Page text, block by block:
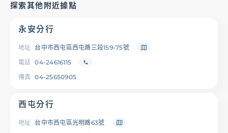
數位生活
探索其他附近據點
永安分行
地址 台中市西屯區西屯路三段159-75號
電話 04-24616115
傳真 04-25650905
西屯分行
地址 台中市西屯區光明路63號